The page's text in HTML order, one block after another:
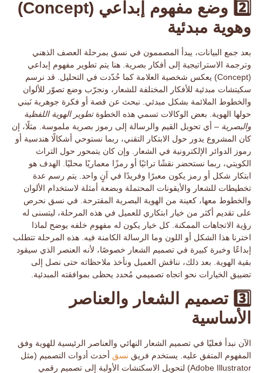
2️⃣ وضع مفهوم إبداعي (Concept)
وهوية مبدئية
بعد جمع البيانات، يبدأ المصممون في نسق بمرحلة العصف الذهني
وترجمة الاستراتيجية إلى أفكار بصرية. هنا يتم تطوير مفهوم إبداعي
(Concept) يعكس شخصية العلامة كما حُدّدت في التحليل. قد نرسم
سكيتشات مبدئية للأفكار المختلفة للشعار، ونجرّب وضع تصوّر للألوان
والخطوط الملائمة بشكل مبدئي. نبحث عن قصة أو فكرة جوهرية نَبني
حولها الهوية. بعض الوكالات تسمي هذه الخطوةتطوير الهوية اللفظية
والبصرية – أي تحويل القيم والرسالة إلى رموز بصرية ملموسة. مثلًا، إن
كان المشروع يدور حول الابتكار التقني، ربما نستوحي أشكالًا هندسية أو
رموز الدوائر الإلكترونية في الشعار. وإن كان يتمحور حول التراث
الكويتي، ربما نستحضر نقشًا تراثيًا أو رمزًا معماريًا محليًا. الهدف هو
ابتكار شكل أو رمز يكون معبرًا وفريدًا في آنٍ واحد. يتم رسم عدة
تخطيطات للشعار والأيقونات المحتملة وبضعة أمثلة لاستخدام الألوان
والخطوط معها، كعينة من الهوية البصرية المقترحة. في نسق نحرص
على تقديم أكثر من خيار ابتكاري للعميل في هذه المرحلة، ليتسنى له
رؤية الاتجاهات الممكنة. كل خيار يكون له مفهوم خلفه يوضح لماذا
اخترنا هذا الشكل أو اللون وما الرسالة الكامنة فيه. هذه المرحلة تتطلب
إبداعًا وخبرة كبيرة في تصميم الشعار خصوصًا، لأنه العنصر الذي سيقود
بقية الهوية. بعد ذلك، نناقش العميل ونأخذ ملاحظاته حتى نصل إلى
تضييق الخيارات نحو اتجاه تصميمي مُحدد يحظى بموافقته المبدئية.
3️⃣ تصميم الشعار والعناصر
الأساسية
الآن نبدأ فعليًا في تصميم الشعار النهائي والعناصر الرئيسية للهوية وفق
المفهوم المتفق عليه. يستخدم فريق نسق أحدث أدوات التصميم (مثل
Adobe Illustrator) لتحويل الاسكتشات الأولية إلى تصميم رقمي